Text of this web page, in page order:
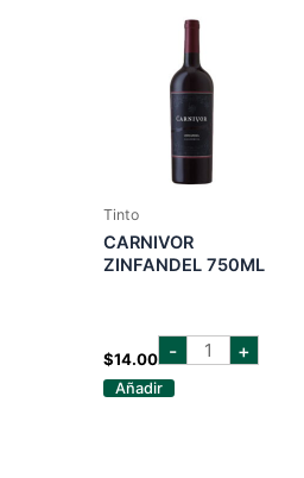
Tinto
CARNIVOR
ZINFANDEL 750ML
$14.00 - carnivor
zinfandel
+
Añadir